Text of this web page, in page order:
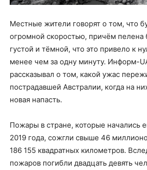
Местные жители говорят о том, что
огромной скоростью, причём пелена
густой и тёмной, что это привело к
менее чем за одну минуту. Информ-
рассказывал о том, какой ужас
пострадавшей Австралии, когда на
новая напасть.
Пожары в стране, которые начались
2019 года, сожгли свыше 46
186 155 квадратных километров.
пожаров погибли двадцать девять